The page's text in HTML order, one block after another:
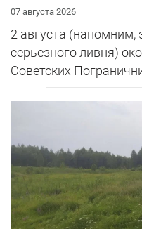
07 августа 2026
2 августа (напомним,
серьезного ливня)
Советских